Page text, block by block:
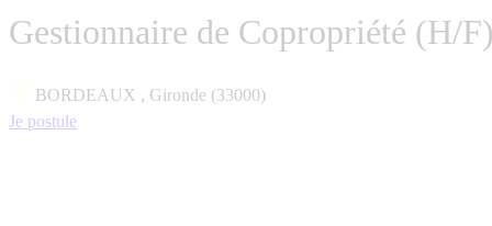
Gestionnaire de Copropriété (H/
BORDEAUX , Gironde (33000)
Je postule